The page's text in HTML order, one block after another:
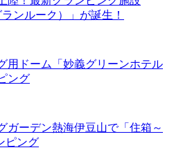
ンルーク）」が誕生！
用ドーム「妙義グリーンホテル
ング
ガーデン熱海伊豆山で「住箱～
ピング